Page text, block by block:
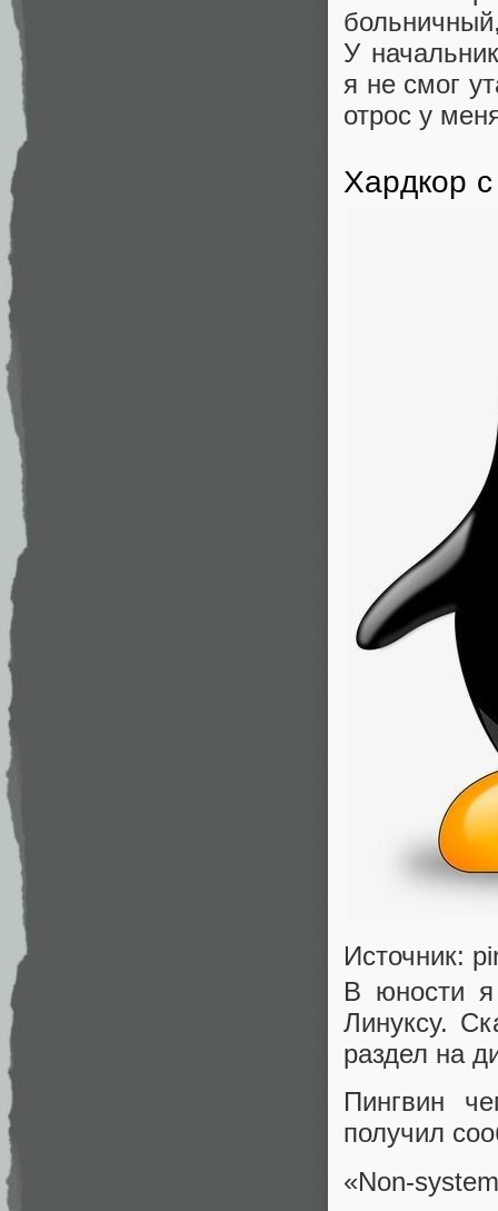
У
я не смог
отрос у
Хардкор
Источник:
В юности я
Линуксу.
раздел на
Пингвин
получил
«Non-